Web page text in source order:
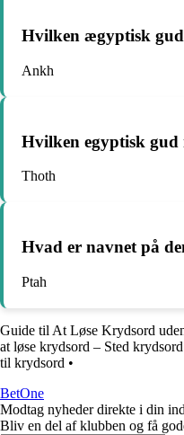
Hvilken ægyptisk
Ankh
Hvilken egyptisk gud
Thoth
Hvad er navnet på
Ptah
Guide til At Løse Krydsord
at løse krydsord – Sted krydsord
til krydsord •
BetOne
Modtag nyheder direkte i din
Bliv en del af klubben og få